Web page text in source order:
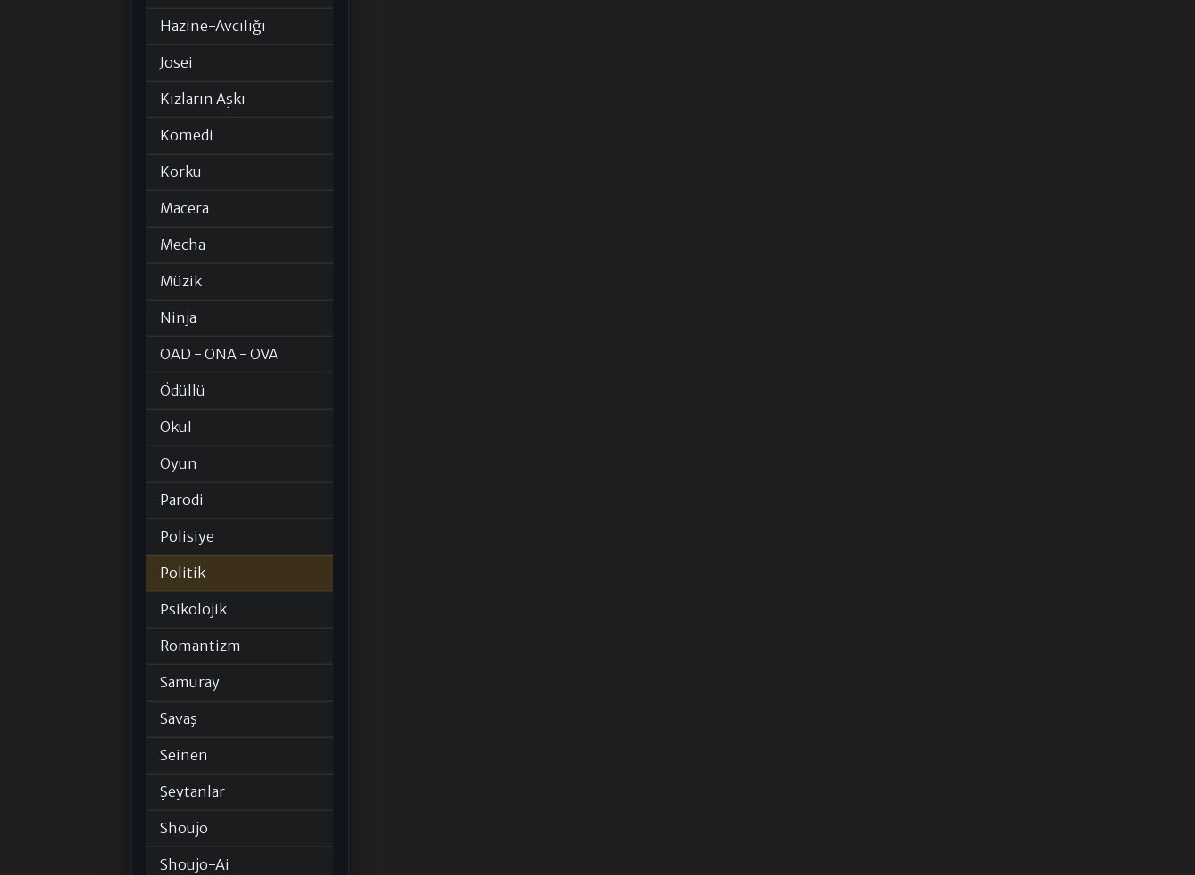
Hazine-Avcılığı
Josei
Kızların Aşkı
Komedi
Korku
Macera
Mecha
Müzik
Ninja
OAD - ONA - OVA
Ödüllü
Okul
Oyun
Parodi
Polisiye
Politik
Psikolojik
Romantizm
Samuray
Savaş
Seinen
Şeytanlar
Shoujo
Shoujo-Ai